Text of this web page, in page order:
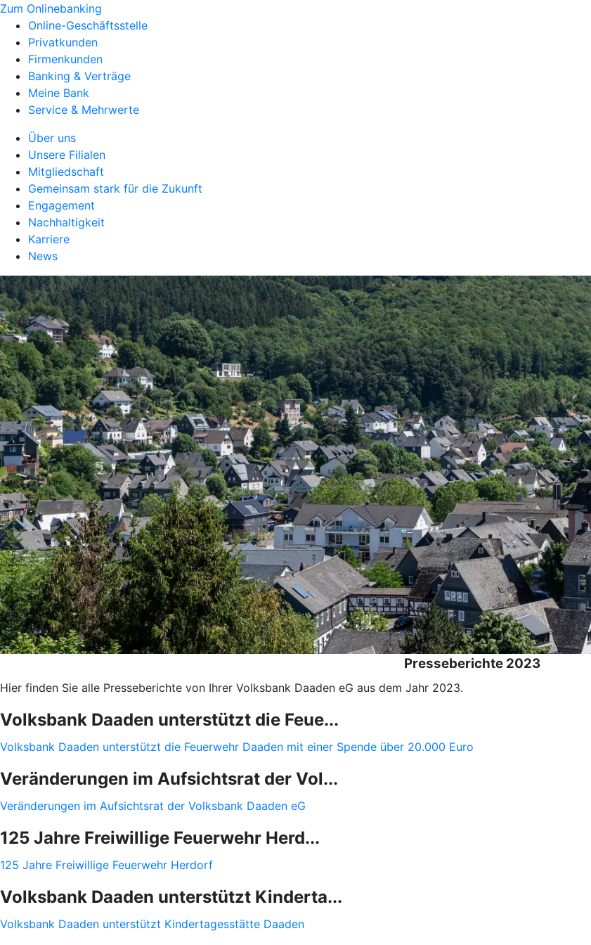
Zum Onlinebanking
Online-Geschäftsstelle
Privatkunden
Firmenkunden
Banking & Verträge
Meine Bank
Service & Mehrwerte
Über uns
Unsere Filialen
Mitgliedschaft
Gemeinsam stark für die Zukunft
Engagement
Nachhaltigkeit
Karriere
News
Presseberichte 2023
Hier finden Sie alle Presseberichte von Ihrer Volksbank Daaden eG aus dem Jahr 2023.
Volksbank Daaden unterstützt die Feue...
Volksbank Daaden unterstützt die Feuerwehr Daaden mit einer Spende über 20.000 Euro
Veränderungen im Aufsichtsrat der Vol...
Veränderungen im Aufsichtsrat der Volksbank Daaden eG
125 Jahre Freiwillige Feuerwehr Herd...
125 Jahre Freiwillige Feuerwehr Herdorf
Volksbank Daaden unterstützt Kinderta...
Volksbank Daaden unterstützt Kindertagesstätte Daaden